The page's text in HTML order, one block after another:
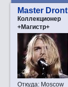
Master Dront
Коллекционер
+Магистр+
Откуда:Moscow